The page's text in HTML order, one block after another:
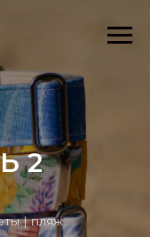
2
| пляж